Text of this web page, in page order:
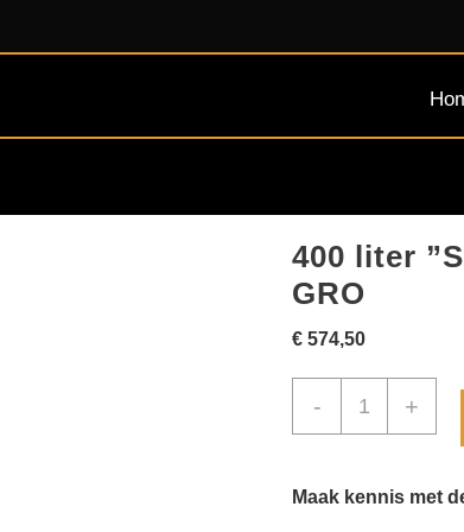
400 liter
GRO
€ 574,50
-
400
liter
450Blc''
+
Maak kennis met